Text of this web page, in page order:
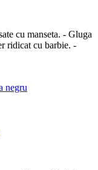
cu manseta. - Gluga
ridicat cu barbie. -